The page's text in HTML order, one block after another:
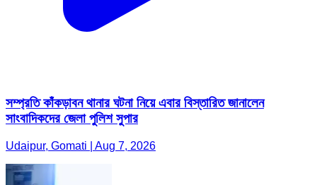
সম্প্রতি কাঁকড়াবন থানার ঘটনা নিয়ে এবার বিস্তারিত জানালেন
সাংবাদিকদের জেলা পুলিশ সুপার
Udaipur, Gomati | Aug 7, 2026